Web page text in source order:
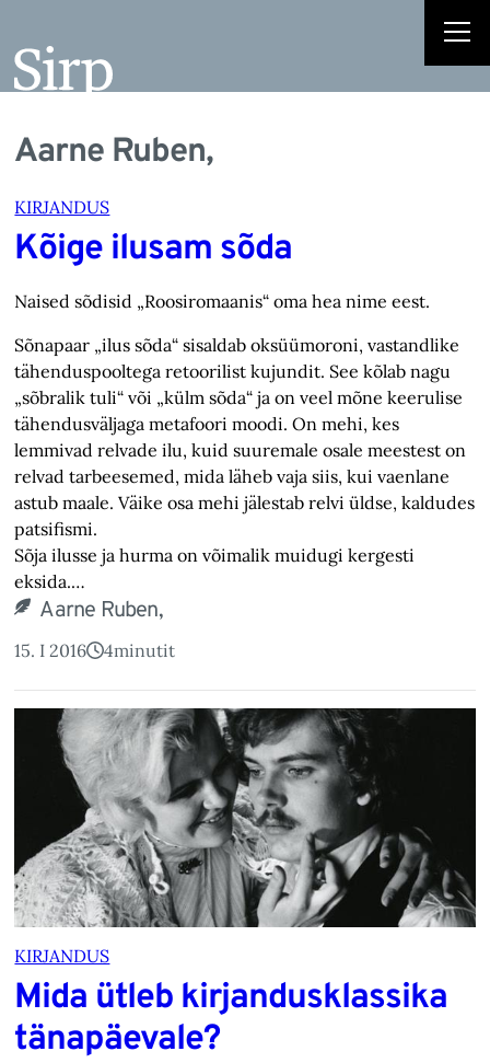
Aarne Ruben,
KIRJANDUS
Kõige ilusam sõda
Naised sõdisid „Roosiromaanis“ oma hea nime eest.
Sõnapaar „ilus sõda“ sisaldab oksüümoroni, vastandlike
tähenduspooltega retoorilist kujundit. See kõlab nagu
„sõbralik tuli“ või „külm sõda“ ja on veel mõne keerulise
tähendusväljaga metafoori moodi. On mehi, kes
lemmivad relvade ilu, kuid suuremale osale meestest on
relvad tarbeesemed, mida läheb vaja siis, kui vaenlane
astub maale. Väike osa mehi jälestab relvi üldse, kaldudes
patsifismi.
Sõja ilusse ja hurma on võimalik muidugi kergesti
eksida.…
Aarne Ruben,
15. I 2016 4minutit
KIRJANDUS
Mida ütleb kirjandusklassika
tänapäevale?